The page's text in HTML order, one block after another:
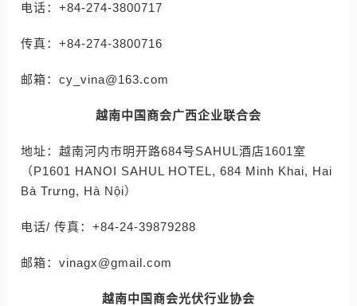
电话：+84-274-3800717
传真：+84-274-3800716
邮箱：cy_vina@163.com
越南中国商会广西企业联合会
地址：越南河内市明开路684号SAHUL酒店1601室
（P1601 HANOI SAHUL HOTEL, 684 Minh Khai, Hai
Bà Trưng, Hà Nội）
电话/ 传真：+84-24-39879288
邮箱：vinagx@gmail.com
越南中国商会光伏行业协会